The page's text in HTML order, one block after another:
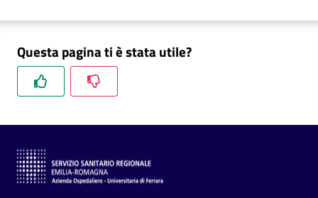
Questa pagina ti è stata utile?